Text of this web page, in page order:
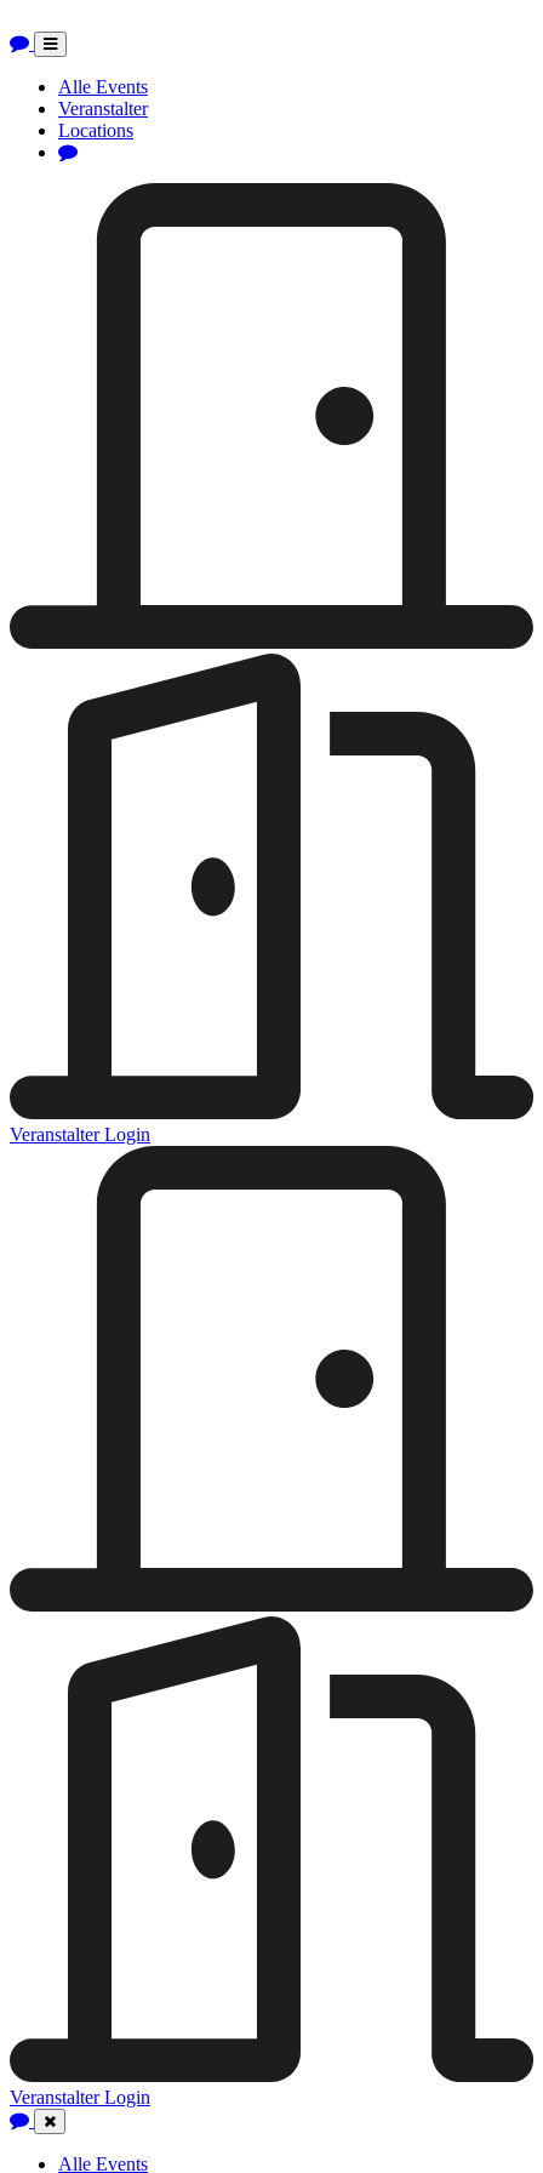
Toggle
navigation
Alle Events
Veranstalter
Locations
Veranstalter Login
Veranstalter Login
Close
Navigation
Alle Events